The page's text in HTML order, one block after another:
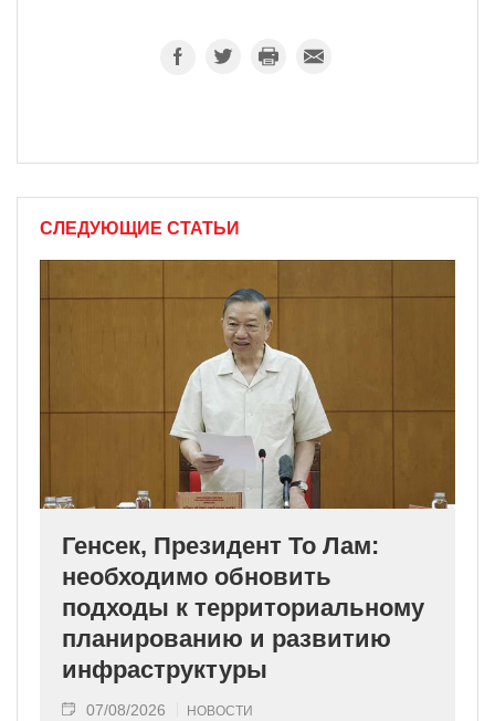
СЛЕДУЮЩИЕ СТАТЬИ
Генсек, Президент То Лам:
необходимо обновить
подходы к территориальному
планированию и развитию
инфраструктуры
07/08/2026 НОВОСТИ